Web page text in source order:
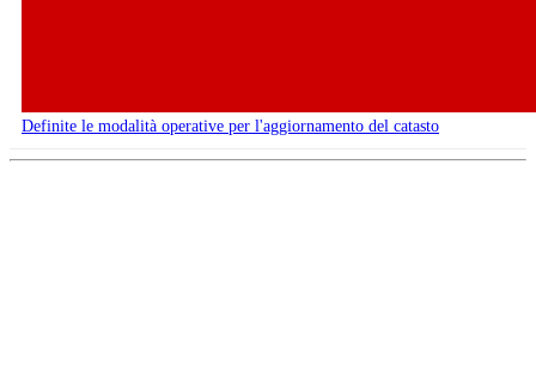
Definite le modalità operative per l'aggiornamento del catasto